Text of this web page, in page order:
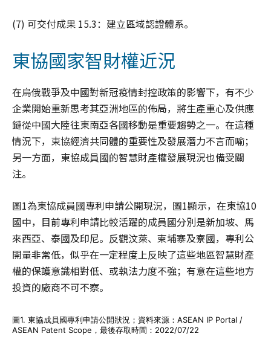
(7) 可交付成果 15.3：建立區域認證體系。
東協國家智財權近況
在烏俄戰爭及中國對新冠疫情封控政策的影響下，有不少
企業開始重新思考其亞洲地區的佈局，將生產重心及供應
鏈從中國大陸往東南亞各國移動是重要趨勢之一。在這種
情況下，東協經濟共同體的重要性及發展潛力不言而喻；
另一方面，東協成員國的智慧財產權發展現況也備受關
注。
圖1為東協成員國專利申請公開現況，圖1顯示，在東協10
國中，目前專利申請比較活躍的成員國分別是新加坡、馬
來西亞、泰國及印尼。反觀汶萊、柬埔寨及寮國，專利公
開量非常低，似乎在一定程度上反映了這些地區智慧財產
權的保護意識相對低、或執法力度不強；有意在這些地方
投資的廠商不可不察。
圖1. 東協成員國專利申請公開狀況；資料來源：ASEAN IP Portal /
ASEAN Patent Scope，最後存取時間：2022/07/22